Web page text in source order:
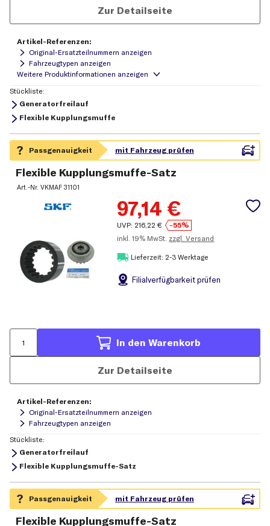
Zur Detailseite
Artikel-Referenzen:
Original-Ersatzteilnummern anzeigen
Fahrzeugtypen anzeigen
Stückliste:
Generatorfreilauf
Flexible Kupplungsmuffe
Flexible Kupplungsmuffe-Satz
Art.-Nr.VKMAF 31101
97,14 €
UVP:216,22 €
-55%
inkl. 19% MwSt. zzgl. Versand
Lieferzeit: 2-3 Werktage
Filialverfügbarkeit prüfen
In den Warenkorb
Zur Detailseite
Artikel-Referenzen:
Original-Ersatzteilnummern anzeigen
Fahrzeugtypen anzeigen
Stückliste:
Generatorfreilauf
Flexible Kupplungsmuffe-Satz
Flexible Kupplungsmuffe-Satz